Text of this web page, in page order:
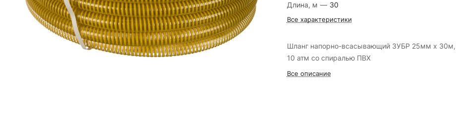
Длина, м — 30
Все характеристики
Шланг напорно-всасывающий ЗУБР 25мм х 30м,
10 атм со спиралью ПВХ
Все описание